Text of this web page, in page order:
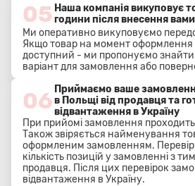
05 Наша компанія викуповує
години після внесення
Ми оперативно викуповуємо
Якщо товар на момент
доступний - ми пропонуємо
варіант для замовлення або
06 Приймаємо ваше
в Польщі від продавця та
відвантаження в Україну
При прийомі замовлення
Також звіряється найменування
оформленим замовленням.
кількість позицій у замовленні з
продавця. Після цих перевірок
відвантаження в Україну.